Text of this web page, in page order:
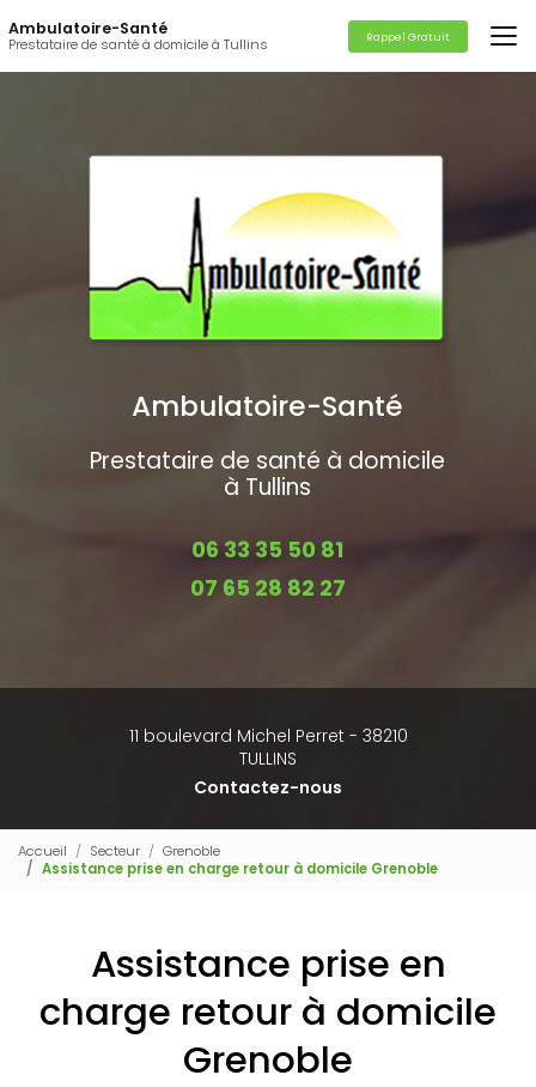
au
contenu
principal
Ambulatoire-Santé
Prestataire de santé à domicile à Tullins Rappel Gratuit
Ambulatoire-Santé
Prestataire de santé à domicile
à Tullins
06 33 35 50 81
07 65 28 82 27
11 boulevard Michel Perret - 38210
TULLINS
Contactez-nous
Accueil Secteur
Grenoble
Assistance prise en charge retour à domicile Grenoble
Assistance prise en
charge retour à domicile
Grenoble